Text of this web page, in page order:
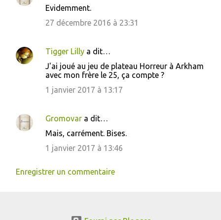
Evidemment.
27 décembre 2016 à 23:31
Tigger Lilly a dit…
J'ai joué au jeu de plateau Horreur à Arkham
avec mon frère le 25, ça compte ?
1 janvier 2017 à 13:17
Gromovar a dit…
Mais, carrément. Bises.
1 janvier 2017 à 13:46
Enregistrer un commentaire